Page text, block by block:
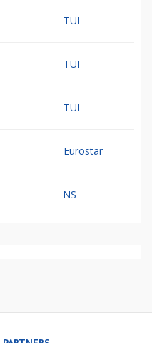
TUI
TUI
TUI
Eurostar
NS